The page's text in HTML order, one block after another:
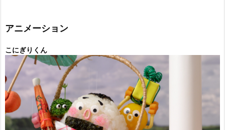
ー
アニメーション
こにぎりくん